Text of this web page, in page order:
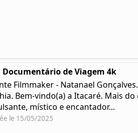
de Viagem 4k
Filmmaker - Natanael
Bem-vindo(a) a Itacaré. Mais
místico e encantador...
le 15/05/2025